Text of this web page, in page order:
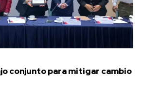
conjunto para mitigar cambio